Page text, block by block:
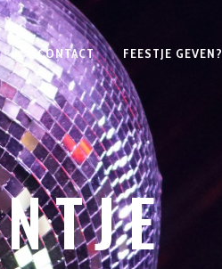
CONTACT FEESTJE GEVEN?